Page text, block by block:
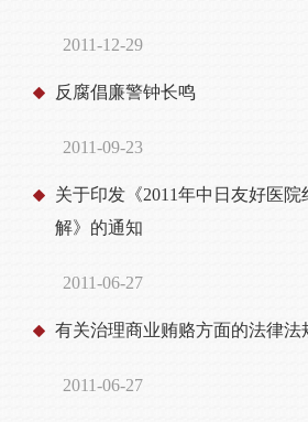
2011-12-29
反腐倡廉警钟长鸣
2011-09-23
关于印发《2011年中日友好医院
解》的通知
2011-06-27
有关治理商业贿赂方面的法律法
2011-06-27